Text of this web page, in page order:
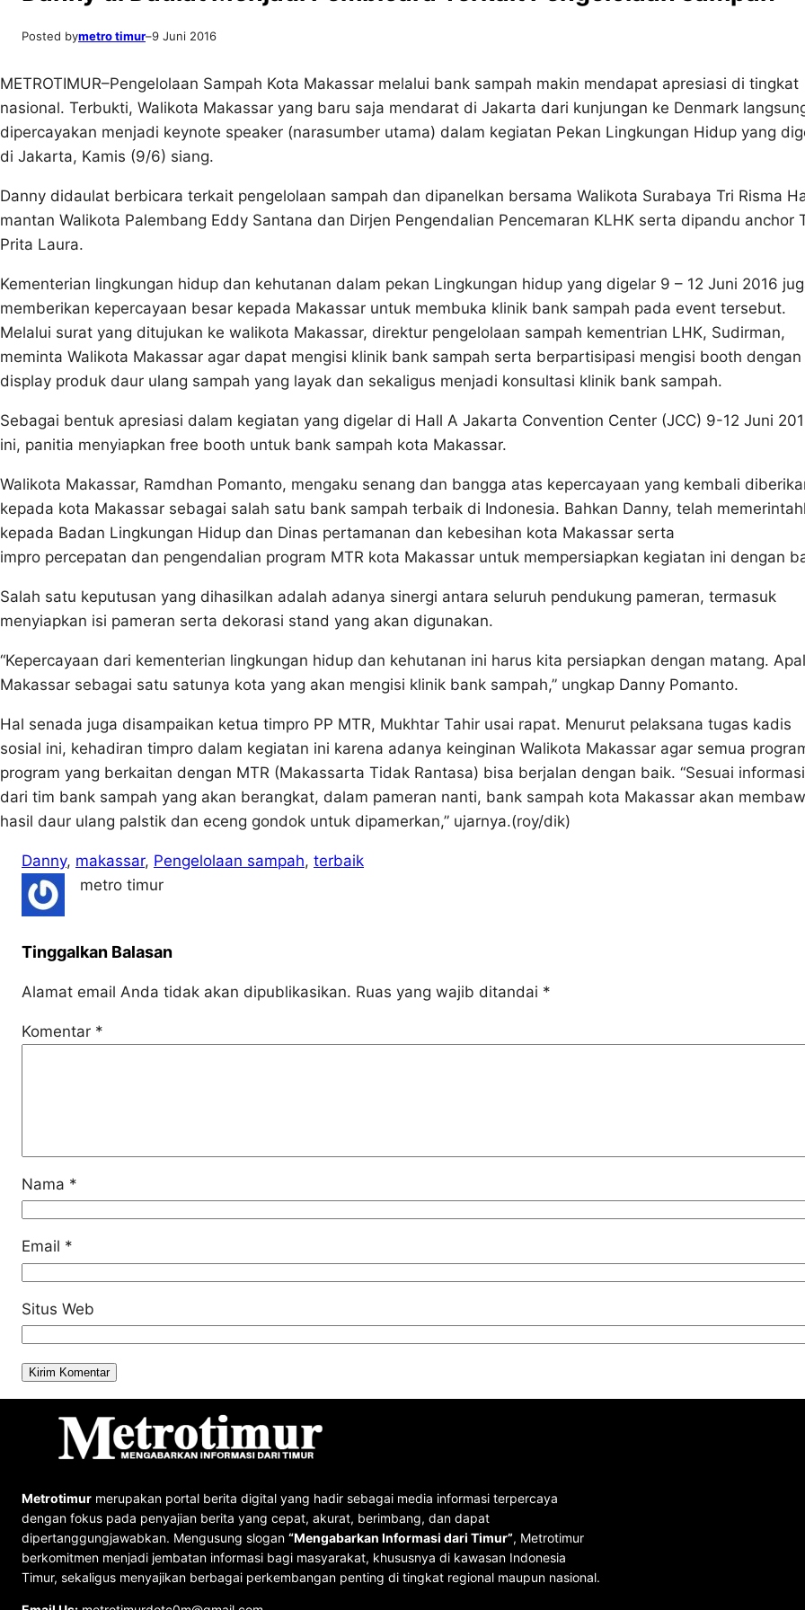
Posted bymetro timur–9 Juni 2016
METROTIMUR–Pengelolaan Sampah Kota Makassar melalui bank sampah makin mendapat apresiasi di tingkat
nasional. Terbukti, Walikota Makassar yang baru saja mendarat di Jakarta dari kunjungan ke Denmark
dipercayakan menjadi keynote speaker (narasumber utama) dalam kegiatan Pekan Lingkungan Hidup yang
di Jakarta, Kamis (9/6) siang.
Danny didaulat berbicara terkait pengelolaan sampah dan dipanelkan bersama Walikota Surabaya Tri Risma
mantan Walikota Palembang Eddy Santana dan Dirjen Pengendalian Pencemaran KLHK serta dipandu anchor
Prita Laura.
Kementerian lingkungan hidup dan kehutanan dalam pekan Lingkungan hidup yang digelar 9 – 12 Juni 2016
memberikan kepercayaan besar kepada Makassar untuk membuka klinik bank sampah pada event tersebut.
Melalui surat yang ditujukan ke walikota Makassar, direktur pengelolaan sampah kementrian LHK, Sudirman,
meminta Walikota Makassar agar dapat mengisi klinik bank sampah serta berpartisipasi mengisi booth dengan
display produk daur ulang sampah yang layak dan sekaligus menjadi konsultasi klinik bank sampah.
Sebagai bentuk apresiasi dalam kegiatan yang digelar di Hall A Jakarta Convention Center (JCC) 9-12 Juni
ini, panitia menyiapkan free booth untuk bank sampah kota Makassar.
Walikota Makassar, Ramdhan Pomanto, mengaku senang dan bangga atas kepercayaan yang kembali
kepada kota Makassar sebagai salah satu bank sampah terbaik di Indonesia. Bahkan Danny, telah
kepada Badan Lingkungan Hidup dan Dinas pertamanan dan kebesihan kota Makassar serta
impro percepatan dan pengendalian program MTR kota Makassar untuk mempersiapkan kegiatan ini dengan
Salah satu keputusan yang dihasilkan adalah adanya sinergi antara seluruh pendukung pameran, termasuk
menyiapkan isi pameran serta dekorasi stand yang akan digunakan.
“Kepercayaan dari kementerian lingkungan hidup dan kehutanan ini harus kita persiapkan dengan matang.
Makassar sebagai satu satunya kota yang akan mengisi klinik bank sampah,” ungkap Danny Pomanto.
Hal senada juga disampaikan ketua timpro PP MTR, Mukhtar Tahir usai rapat. Menurut pelaksana tugas kadis
sosial ini, kehadiran timpro dalam kegiatan ini karena adanya keinginan Walikota Makassar agar semua
program yang berkaitan dengan MTR (Makassarta Tidak Rantasa) bisa berjalan dengan baik. “Sesuai informasi
dari tim bank sampah yang akan berangkat, dalam pameran nanti, bank sampah kota Makassar akan
hasil daur ulang palstik dan eceng gondok untuk dipamerkan,” ujarnya.(roy/dik)
Danny, makassar, Pengelolaan sampah, terbaik
metro timur
Tinggalkan Balasan
Alamat email Anda tidak akan dipublikasikan. Ruas yang wajib ditandai *
Komentar *
Nama *
Email *
Situs Web
Metrotimur merupakan portal berita digital yang hadir sebagai media informasi terpercaya
dengan fokus pada penyajian berita yang cepat, akurat, berimbang, dan dapat
dipertanggungjawabkan. Mengusung slogan “Mengabarkan Informasi dari Timur”, Metrotimur
berkomitmen menjadi jembatan informasi bagi masyarakat, khususnya di kawasan Indonesia
Timur, sekaligus menyajikan berbagai perkembangan penting di tingkat regional maupun nasional.